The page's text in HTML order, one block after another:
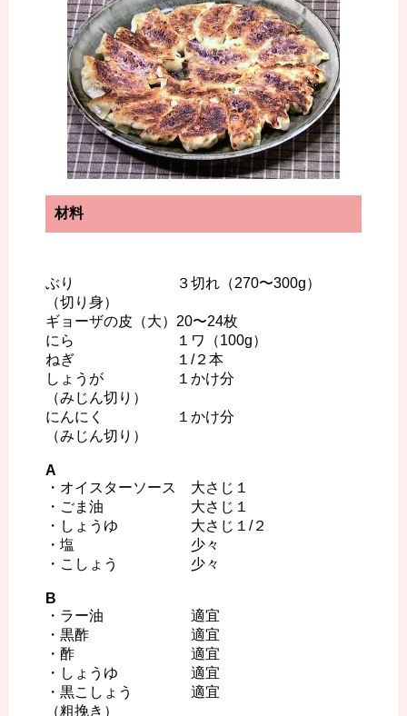
材料
ぶり ３切れ（270〜300g）
（切り身）
ギョーザの皮（大）20〜24枚
にら １ワ（100g）
ねぎ １/２本
しょうが １かけ分
（みじん切り）
にんにく １かけ分
（みじん切り）
A
・オイスターソース 大さじ１
・ごま油 大さじ１
・しょうゆ 大さじ１/２
・塩 少々
・こしょう 少々
B
・ラー油 適宜
・黒酢 適宜
・酢 適宜
・しょうゆ 適宜
・黒こしょう 適宜
（粗挽き）